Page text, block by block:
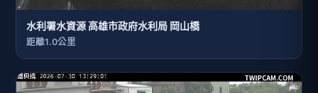
水利署水資源 高雄市政府水利局 岡山橋
距離1.0公里